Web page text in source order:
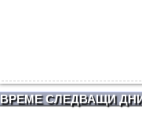
ВРЕМЕ СЛЕДВАЩИ